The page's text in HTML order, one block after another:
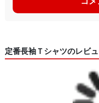
定番長袖Ｔシャツのレビ